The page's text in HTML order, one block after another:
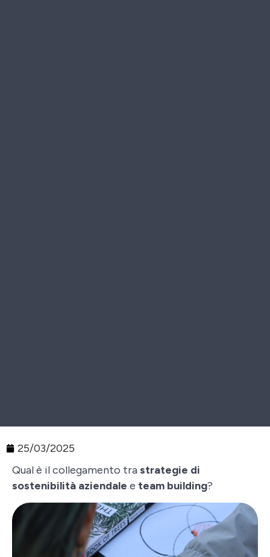
25/03/2025
Qual è il collegamento trastrategie di
sostenibilità aziendale e team building?